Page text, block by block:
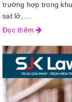
trường hợp trong
sạt lở, ...
Đọc thêm